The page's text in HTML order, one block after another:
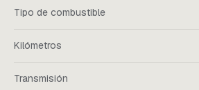
Tipo de combustible
Kilómetros
Transmisión